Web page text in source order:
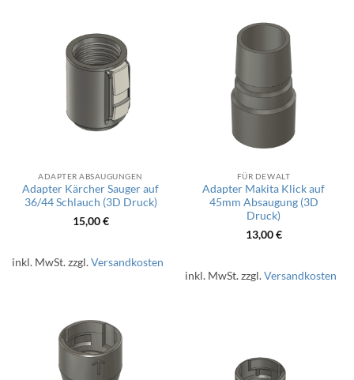
ADAPTER ABSAUGUNGEN
Adapter Kärcher Sauger auf
36/44 Schlauch (3D Druck)
15,00€
inkl. MwSt.zzgl.Versandkosten
FÜR DEWALT
Adapter Makita Klick auf
45mm Absaugung (3D
Druck)
13,00€
inkl. MwSt.zzgl.Versandkosten